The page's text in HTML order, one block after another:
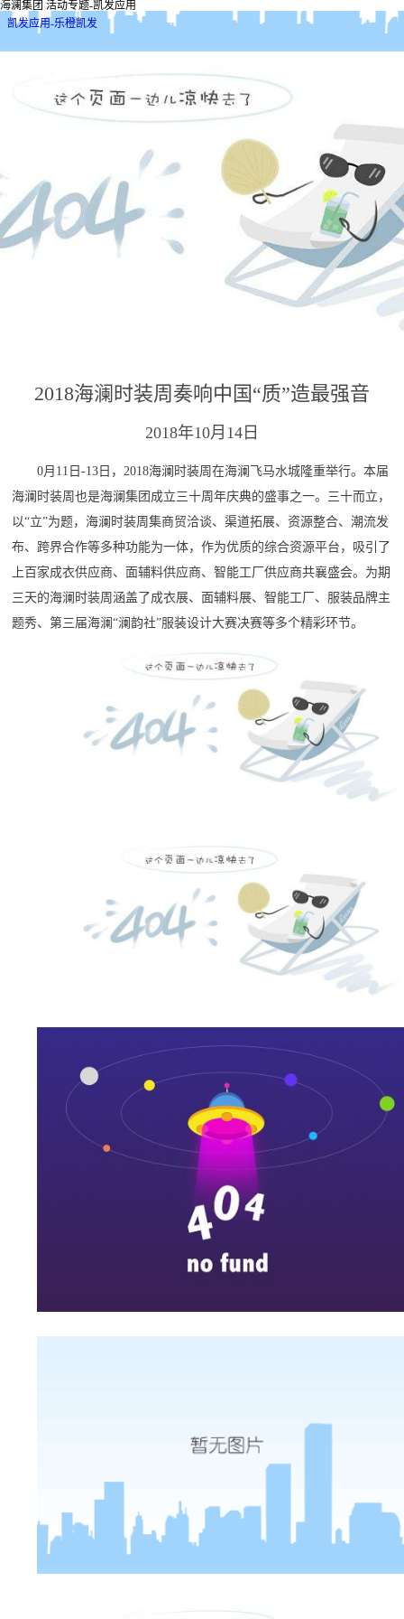
海澜集团 活动专题-凯发应用
凯发应用-乐橙凯发
2018海澜时装周奏响中国“质”造最强音
2018年10月14日
0月11日-13日，2018海澜时装周在海澜飞马水城隆重举行。本届
海澜时装周也是海澜集团成立三十周年庆典的盛事之一。三十而立，
以“立”为题，海澜时装周集商贸洽谈、渠道拓展、资源整合、潮流发
布、跨界合作等多种功能为一体，作为优质的综合资源平台，吸引了
上百家成衣供应商、面辅料供应商、智能工厂供应商共襄盛会。为期
三天的海澜时装周涵盖了成衣展、面辅料展、智能工厂、服装品牌主
题秀、第三届海澜“澜韵社”服装设计大赛决赛等多个精彩环节。